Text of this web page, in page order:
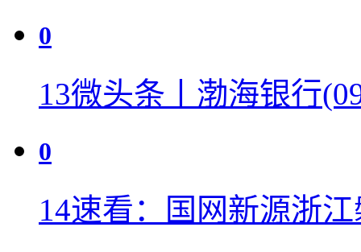
0
13微头条丨渤海银行
0
14速看：国网新源浙